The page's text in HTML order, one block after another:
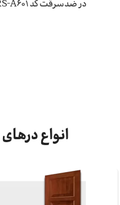
در ضدسرقت کد RS-A601
انواع